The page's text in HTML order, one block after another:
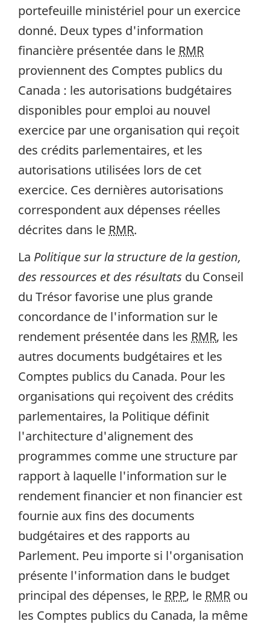
portefeuille ministériel pour un exercice
donné. Deux types d'information
financière présentée dans le RMR
proviennent des Comptes publics du
Canada : les autorisations budgétaires
disponibles pour emploi au nouvel
exercice par une organisation qui reçoit
des crédits parlementaires, et les
autorisations utilisées lors de cet
exercice. Ces dernières autorisations
correspondent aux dépenses réelles
décrites dans le RMR.
La Politique sur la structure de la gestion,
des ressources et des résultats du Conseil
du Trésor favorise une plus grande
concordance de l'information sur le
rendement présentée dans les RMR, les
autres documents budgétaires et les
Comptes publics du Canada. Pour les
organisations qui reçoivent des crédits
parlementaires, la Politique définit
l'architecture d'alignement des
programmes comme une structure par
rapport à laquelle l'information sur le
rendement financier et non financier est
fournie aux fins des documents
budgétaires et des rapports au
Parlement. Peu importe si l'organisation
présente l'information dans le budget
principal des dépenses, le RPP, le RMR ou
les Comptes publics du Canada, la même